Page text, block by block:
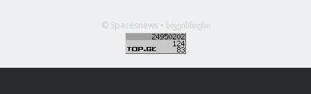
© Spacesnews • სფეისნიუსი